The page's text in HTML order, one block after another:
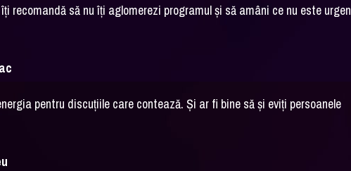
să nu îți aglomerezi programul și să amâni ce nu este
pentru discuțiile care contează. Și ar fi bine să și eviți persoanele